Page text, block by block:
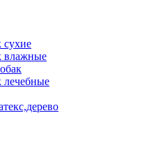
сухие
влажные
лечебные